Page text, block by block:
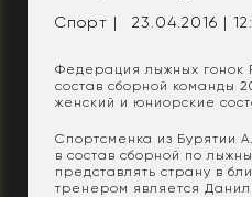
Спорт | 23.04.2016 |
Федерация лыжных гонок
состав сборной команды
женский и юниорские
Спортсменка из Бурятии
в состав сборной по
представлять страну в
тренером является Данил